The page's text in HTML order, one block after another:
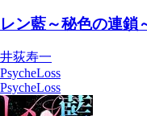
レン藍～秘色の連鎖
井荻寿一
PsycheLoss
PsycheLoss